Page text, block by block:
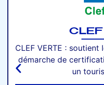
CLEF VERTE :
démarche de
un